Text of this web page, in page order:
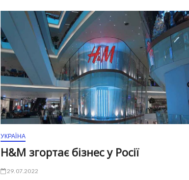
УКРАЇНА
H&M згортає бізнес у Росії
29.07.2022